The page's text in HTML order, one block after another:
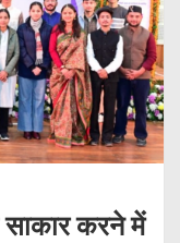
करने में